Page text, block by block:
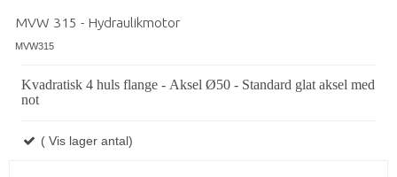
MVW 315 - Hydraulikmotor
MVW315
Kvadratisk 4 huls flange - Aksel Ø50 - Standard glat aksel med
not
( Vis lager antal)